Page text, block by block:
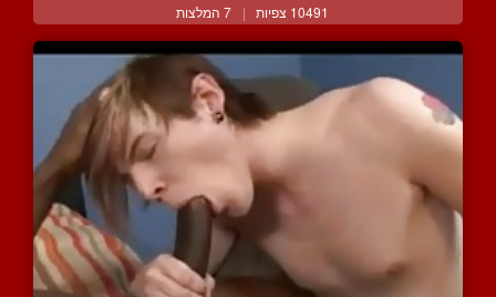
10491 צפיות | 7 המלצות